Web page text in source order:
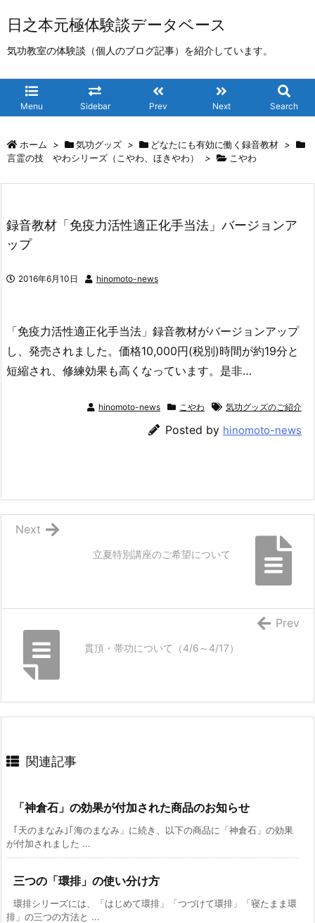
日之本元極体験談データベース
気功教室の体験談（個人のブログ記事）を紹介しています。
Menu Sidebar Prev Next Search
ホーム > 気功グッズ > どなたにも有効に働く録音教材 >
言霊の技 やわシリーズ（こやわ、ほきやわ）
> こやわ
録音教材「免疫力活性適正化手当法」バージョンア
ップ
2016年6月10日 hinomoto-news
「免疫力活性適正化手当法」録音教材がバージョンアップ
し、発売されました。価格10,000円(税別)時間が約19分と
短縮され、修練効果も高くなっています。是非…
hinomoto-news こやわ 気功グッズのご紹介
Posted by hinomoto-news
立夏特別講座のご希望について
Next
貫頂・帯功について（4/6～4/17）
Prev
関連記事
「神倉石」の効果が付加された商品のお知らせ
｢天のまなみ｣｢海のまなみ」に続き、以下の商品に「神倉石」の効果
が付加されました ...
三つの「環排」の使い分け方
環排シリーズには、「はじめて環排」「つづけて環排」「寝たまま環
排」の三つの方法と ...